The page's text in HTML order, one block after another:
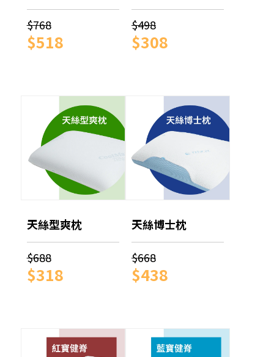
$768
$518
$498
$308
天絲型爽枕
$688
$318
天絲博士枕
$668
$438